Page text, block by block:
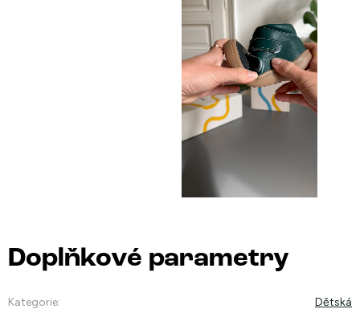
Doplňkové parametry
Kategorie: Dětská